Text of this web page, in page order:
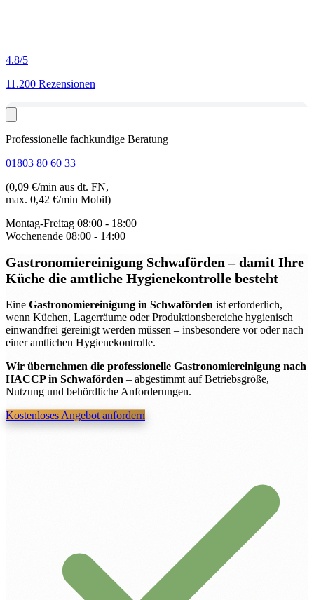
4.8/5
11.200 Rezensionen
Professionelle fachkundige Beratung
01803 80 60 33
(0,09 €/min aus dt. FN,
max. 0,42 €/min Mobil)
Montag-Freitag 08:00 - 18:00
Wochenende 08:00 - 14:00
Gastronomiereinigung Schwaförden– damit Ihre
Küche die amtliche Hygienekontrolle besteht
Eine Gastronomiereinigung in Schwaförden ist erforderlich,
wenn Küchen, Lagerräume oder Produktionsbereiche hygienisch
einwandfrei gereinigt werden müssen – insbesondere vor oder nach
einer amtlichen Hygienekontrolle.
Wir übernehmen die professionelle Gastronomiereinigung nach
HACCP in Schwaförden – abgestimmt auf Betriebsgröße,
Nutzung und behördliche Anforderungen.
Kostenloses Angebot anfordern